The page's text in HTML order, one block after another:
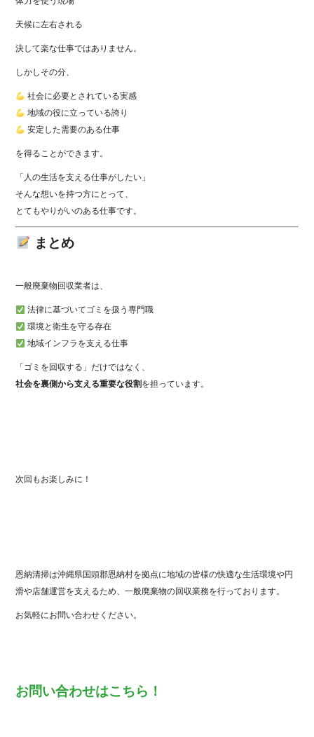
天候に左右される
決して楽な仕事ではありません。
しかしその分、
社会に必要とされている実感
地域の役に立っている誇り
安定した需要のある仕事
を得ることができます。
「人の生活を支える仕事がしたい」
そんな想いを持つ方にとって、
とてもやりがいのある仕事です。
まとめ
一般廃棄物回収業者は、
法律に基づいてゴミを扱う専門職
環境と衛生を守る存在
地域インフラを支える仕事
「ゴミを回収する」だけではなく、
社会を裏側から支える重要な役割 を担っています。
次回もお楽しみに！
恩納清掃は沖縄県国頭郡恩納村を拠点に地域の皆様の快適な生活環境や円
滑や店舗運営を支えるため、一般廃棄物の回収業務を行っております。
お気軽にお問い合わせください。
お問い合わせはこちら！